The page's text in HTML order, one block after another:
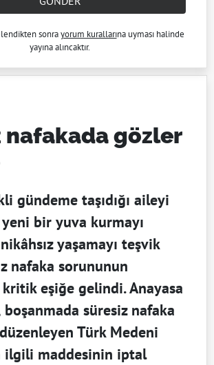
sonrayorum kurallarına uyması halinde
yayına alıncaktır.
nafakada gözler
gündeme taşıdığı aileyi
bir yuva kurmayı
yaşamayı teşvik
nafaka sorununun
eşiğe gelindi. Anayasa
süresiz nafaka
Türk Medeni
ilgili maddesinin iptal